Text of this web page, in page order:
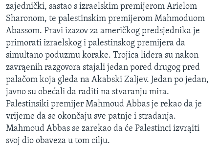
Learning English
PRATITE NAS
zajednički, sastao s izraelskim premijerom Arielom
Sharonom, te palestinskim premijerom Mahmoduom
Abassom. Pravi izazov za američkog predsjednika je
primorati izraelskog i palestinskog premijera da
simultano poduzmu korake. Trojica lidera su nakon
zavrąenih razgovora stajali jedan pored drugog pred
palačom koja gleda na Akabski Zaljev. Jedan po jedan,
javno su obećali da raditi na stvaranju mira.
Palestinsiki premijer Mahmoud Abbas je rekao da je
vrijeme da se okončaju sve patnje i stradanja.
Mahmoud Abbas se zarekao da će Palestinci izvrąiti
svoj dio obaveza u tom cilju.